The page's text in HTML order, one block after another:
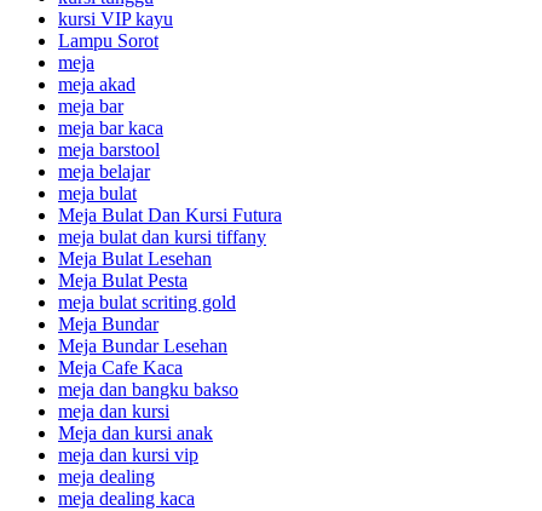
kursi VIP kayu
Lampu Sorot
meja
meja akad
meja bar
meja bar kaca
meja barstool
meja belajar
meja bulat
Meja Bulat Dan Kursi Futura
meja bulat dan kursi tiffany
Meja Bulat Lesehan
Meja Bulat Pesta
meja bulat scriting gold
Meja Bundar
Meja Bundar Lesehan
Meja Cafe Kaca
meja dan bangku bakso
meja dan kursi
Meja dan kursi anak
meja dan kursi vip
meja dealing
meja dealing kaca